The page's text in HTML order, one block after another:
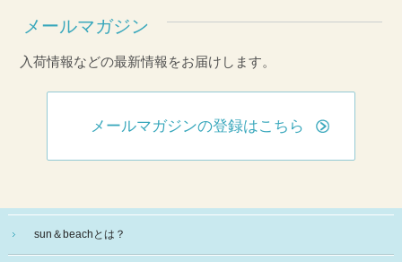
メールマガジン
入荷情報などの最新情報をお届けします。
メールマガジンの登録はこちら
sun＆beachとは？